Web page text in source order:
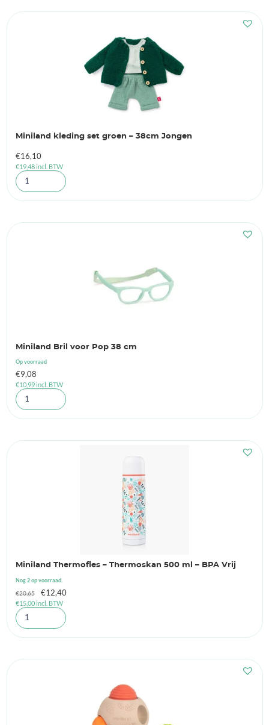
Miniland kleding set groen – 38cm Jongen
€16,10
€19,48incl. BTW
Miniland Bril voor Pop 38 cm
Op voorraad
€9,08
€10,99incl. BTW
Miniland Thermofles – Thermoskan 500 ml – BPA Vrij
Nog 2 op voorraad.
€20,65
Oorspronkelijke
prijs
€20,65.
€12,40Huidige
is:
€15,00incl. BTW